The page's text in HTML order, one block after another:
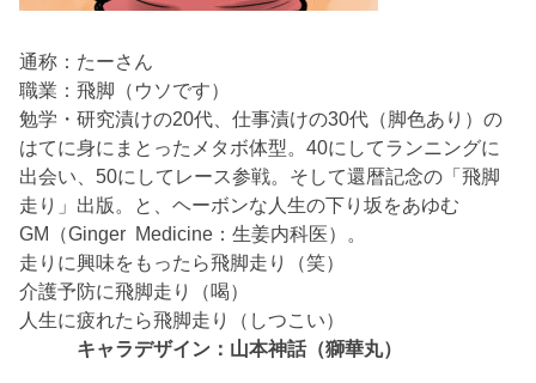
通称：たーさん
職業：飛脚（ウソです）
勉学・研究漬けの20代、仕事漬けの30代（脚色あり）の
はてに身にまとったメタボ体型。40にしてランニングに
出会い、50にしてレース参戦。そして還暦記念の「飛脚
走り」出版。と、ヘーボンな人生の下り坂をあゆむ
GM（Ginger Medicine：生姜内科医）。
走りに興味をもったら飛脚走り（笑）
介護予防に飛脚走り（喝）
人生に疲れたら飛脚走り（しつこい）
キャラデザイン：山本神話（獅華丸）